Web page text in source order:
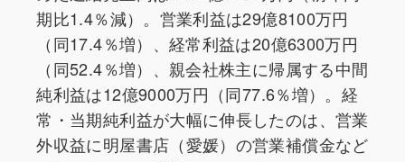
期比1.4％減）。営業利益は29億8100万円
（同17.4％増）、経常利益は20億6300万円
（同52.4％増）、親会社株主に帰属する中間
純利益は12億9000万円（同77.6％増）。経
常・当期純利益が大幅に伸長したのは、営業
外収益に明屋書店（愛媛）の営業補償金など